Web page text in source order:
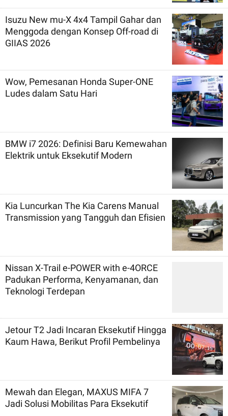
Isuzu New mu-X 4x4 Tampil Gahar dan
Menggoda dengan Konsep Off-road di
GIIAS 2026
Wow, Pemesanan Honda Super-ONE
Ludes dalam Satu Hari
BMW i7 2026: Definisi Baru Kemewahan
Elektrik untuk Eksekutif Modern
Kia Luncurkan The Kia Carens Manual
Transmission yang Tangguh dan Efisien
Nissan X-Trail e-POWER with e-4ORCE
Padukan Performa, Kenyamanan, dan
Teknologi Terdepan
Jetour T2 Jadi Incaran Eksekutif Hingga
Kaum Hawa, Berikut Profil Pembelinya
Mewah dan Elegan, MAXUS MIFA 7
Jadi Solusi Mobilitas Para Eksekutif